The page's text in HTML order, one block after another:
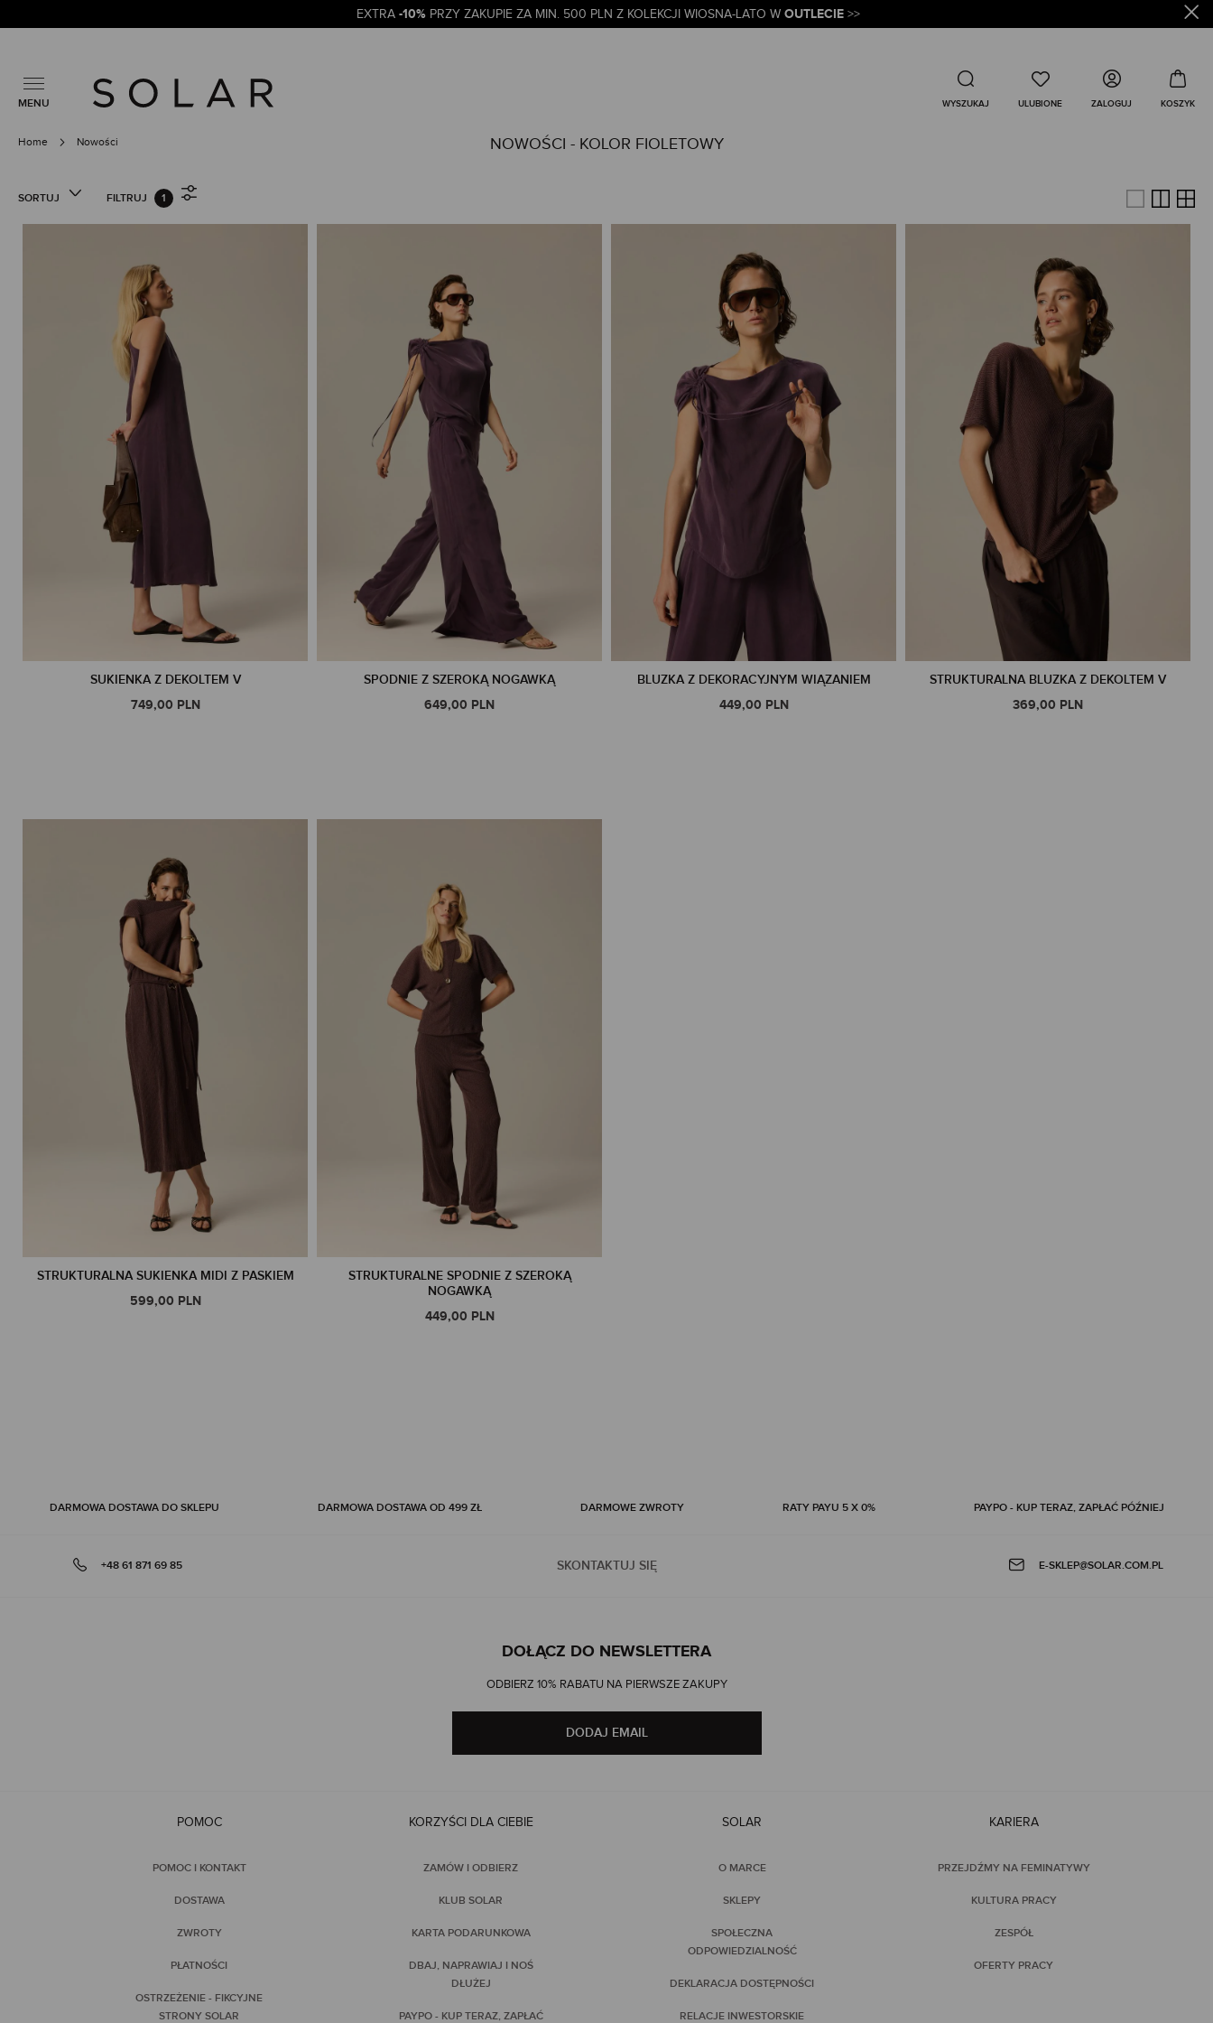
EXTRA -10% PRZY ZAKUPIE ZA MIN. 500 PLN Z KOLEKCJI WIOSNA-LATO W OUTLECIE >>
MENU ZALOGUJ
Home Nowości NOWOŚCI - KOLOR FIOLETOWY
SORTUJ FILTRUJ 1
SUKIENKA Z DEKOLTEM V
749,00 PLN
SPODNIE Z SZEROKĄ NOGAWKĄ
649,00 PLN
BLUZKA Z DEKORACYJNYM WIĄZANIEM
449,00 PLN
STRUKTURALNA BLUZKA Z DEKOLTEM V
369,00 PLN
STRUKTURALNA SUKIENKA MIDI Z PASKIEM
599,00 PLN
STRUKTURALNE SPODNIE Z SZEROKĄ
NOGAWKĄ
449,00 PLN
DARMOWA DOSTAWA DO SKLEPU DARMOWA DOSTAWA OD 499 ZŁ DARMOWE ZWROTY RATY PAYU 5 X 0% PAYPO - KUP TERAZ, ZAPŁAĆ PÓŹNIEJ
SKONTAKTUJ SIĘ
+48 61 871 69 85 E-SKLEP@SOLAR.COM.PL
DOŁĄCZ DO NEWSLETTERA
ODBIERZ 10% RABATU NA PIERWSZE ZAKUPY
DODAJ EMAIL
POMOC
POMOC I KONTAKT
DOSTAWA
ZWROTY
PŁATNOŚCI
OSTRZEŻENIE - FIKCYJNE
STRONY SOLAR
KORZYŚCI DLA CIEBIE
ZAMÓW I ODBIERZ
KLUB SOLAR
KARTA PODARUNKOWA
DBAJ, NAPRAWIAJ I NOŚ
DŁUŻEJ
PAYPO - KUP TERAZ, ZAPŁAĆ
SOLAR
O MARCE
SKLEPY
SPOŁECZNA
ODPOWIEDZIALNOŚĆ
DEKLARACJA DOSTĘPNOŚCI
RELACJE INWESTORSKIE
KARIERA
PRZEJDŹMY NA FEMINATYWY
KULTURA PRACY
ZESPÓŁ
OFERTY PRACY